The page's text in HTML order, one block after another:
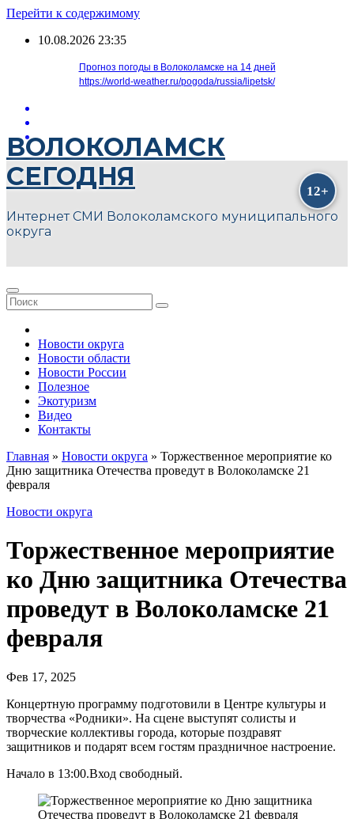
Перейти к содержимому
10.08.2026 23:35
Прогноз погоды в Волоколамске на 14 дней
https://world-weather.ru/pogoda/russia/lipetsk/
ВОЛОКОЛАМСК
СЕГОДНЯ
Интернет СМИ Волоколамского муниципального
округа
Новости округа
Новости области
Новости России
Полезное
Экотуризм
Видео
Контакты
Главная » Новости округа » Торжественное мероприятие ко
Дню защитника Отечества проведут в Волоколамске 21
февраля
Новости округа
Торжественное мероприятие
ко Дню защитника Отечества
проведут в Волоколамске 21
февраля
Фев 17, 2025
Концертную программу подготовили в Центре культуры и
творчества «Родники». На сцене выступят солисты и
творческие коллективы города, которые поздравят
защитников и подарят всем гостям праздничное настроение.
Начало в 13:00.Вход свободный.